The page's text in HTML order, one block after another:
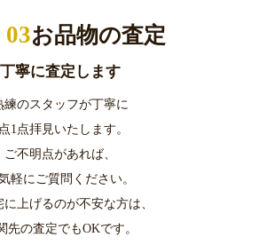
03お品物の査定
丁寧に査定します
練のスタッフが丁寧に
1点拝見いたします。
ご不明点があれば、
軽にご質問ください。
に上げるのが不安な方は、
先の査定でもOKです。